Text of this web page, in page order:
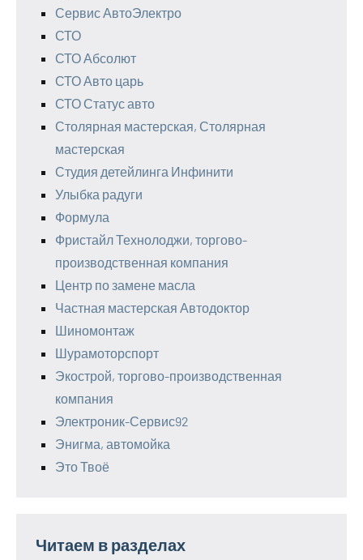
Сервис АвтоЭлектро
СТО
СТО Абсолют
СТО Авто царь
СТО Статус авто
Столярная мастерская, Столярная
мастерская
Студия детейлинга Инфинити
Улыбка радуги
Формула
Фристайл Технолоджи, торгово-
производственная компания
Центр по замене масла
Частная мастерская Автодоктор
Шиномонтаж
Шурамоторспорт
Экострой, торгово-производственная
компания
Электроник-Сервис92
Энигма, автомойка
Это Твоё
Читаем в разделах